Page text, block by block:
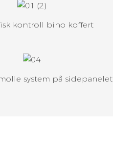
kontroll bino koffert
system på sidepanelet